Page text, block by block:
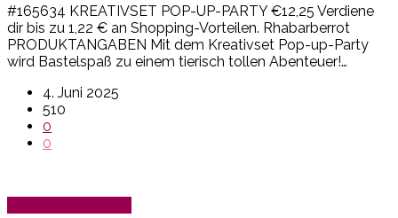
#165634 KREATIVSET POP-UP-PARTY €12,25 Verdiene
dir bis zu 1,22 € an Shopping-Vorteilen. Rhabarberrot
PRODUKTANGABEN Mit dem Kreativset Pop-up-Party
wird Bastelspaß zu einem tierisch tollen Abenteuer!…
4. Juni 2025
510
0
0